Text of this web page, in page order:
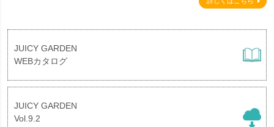
JUICY GARDEN
WEBカタログ
JUICY GARDEN
Vol.9.2